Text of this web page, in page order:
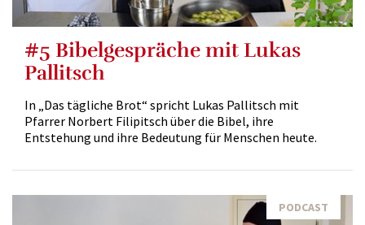
#5 Bibelgespräche mit Lukas
Pallitsch
In „Das tägliche Brot“ spricht Lukas Pallitsch mit
Pfarrer Norbert Filipitsch über die Bibel, ihre
Entstehung und ihre Bedeutung für Menschen heute.
PODCAST